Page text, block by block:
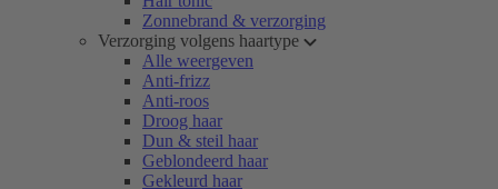
Zonnebrand & verzorging
Verzorging volgens haartype
Alle weergeven
Anti-frizz
Anti-roos
Droog haar
Dun & steil haar
Geblondeerd haar
Gekleurd haar